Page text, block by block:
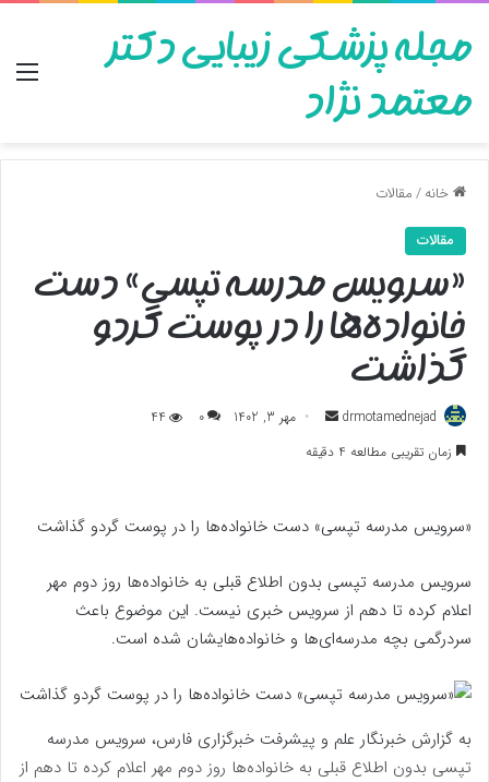
مجله پزشکی زیبایی دکتر
معتمد نژاد
خانه/مقالات
مقالات
«سرویس مدرسه تپسی» دست
خانواده‌‌ها را در پوست گردو
گذاشت
drmotamednejad
ارسال
به
مهر 3, 1402 0
44
زمان تقریبی مطالعه 4 دقیقه
«سرویس مدرسه تپسی» دست خانواده‌‌ها را در پوست گردو گذاشت
سرویس مدرسه تپسی بدون اطلاع قبلی به خانواده‌ها روز دوم مهر
اعلام کرده تا دهم از سرویس خبری نیست. این موضوع باعث
سردرگمی بچه مدرسه‌ای‌ها و خانواده‌هایشان شده است.
به گزارش خبرنگار علم و پیشرفت خبرگزاری فارس، سرویس مدرسه
تپسی بدون اطلاع قبلی به خانواده‌ها روز دوم مهر اعلام کرده تا دهم از